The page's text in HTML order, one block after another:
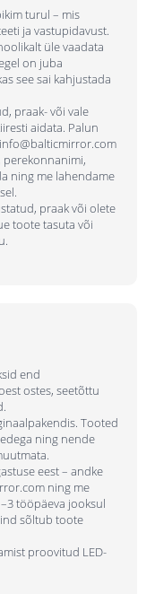
turul – mis
ja vastupidavust.
üle vaadata
on juba
see sai kahjustada
praak- või vale
aidata. Palun
perekonnanimi,
ning me lahendame
praak või olete
toote tasuta või
end
ostes, seetõttu
Tooted
ning nende
eest – andke
ning me
tööpäeva jooksul
sõltub toote
proovitud LED-